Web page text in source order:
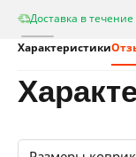
Доставка в
Характеристики